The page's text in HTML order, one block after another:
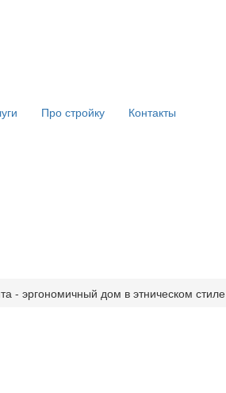
Про стройку Контакты
- эргономичный дом в этническом стиле